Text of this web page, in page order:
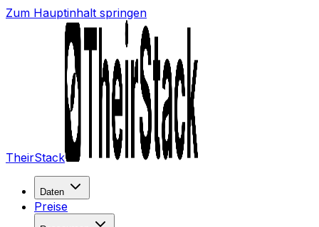
Zum Hauptinhalt springen
TheirStack
Daten
Preise